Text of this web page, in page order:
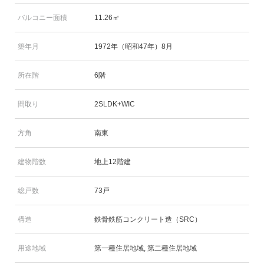
バルコニー面積 11.26㎡
築年月 1972年（昭和47年）8月
所在階 6階
間取り 2SLDK+WIC
方角 南東
建物階数 地上12階建
総戸数 73戸
構造 鉄骨鉄筋コンクリート造（SRC）
用途地域 第一種住居地域, 第二種住居地域